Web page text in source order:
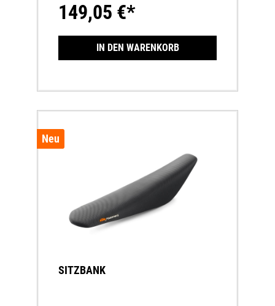
149,05 €*
IN DEN WARENKORB
Neu
SITZBANK